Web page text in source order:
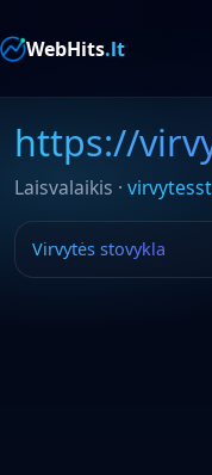
WebHits.lt
https://
Laisvalaikis ·
Virvytės stovykla